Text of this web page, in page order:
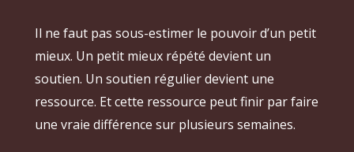
Il ne faut pas sous-estimer le pouvoir d’un petit
mieux. Un petit mieux répété devient un
soutien. Un soutien régulier devient une
ressource. Et cette ressource peut finir par faire
une vraie différence sur plusieurs semaines.